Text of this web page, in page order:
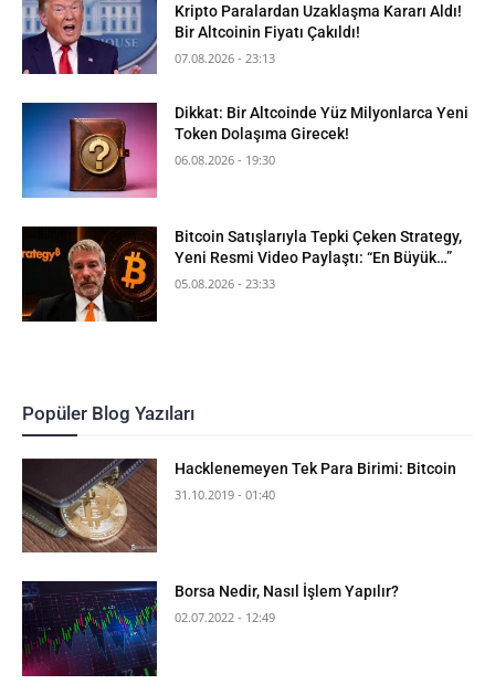
Kripto Paralardan Uzaklaşma Kararı Aldı!
Bir Altcoinin Fiyatı Çakıldı!
07.08.2026 - 23:13
Dikkat: Bir Altcoinde Yüz Milyonlarca Yeni
Token Dolaşıma Girecek!
06.08.2026 - 19:30
Bitcoin Satışlarıyla Tepki Çeken Strategy,
Yeni Resmi Video Paylaştı: “En Büyük…”
05.08.2026 - 23:33
Popüler Blog Yazıları
Hacklenemeyen Tek Para Birimi: Bitcoin
31.10.2019 - 01:40
Borsa Nedir, Nasıl İşlem Yapılır?
02.07.2022 - 12:49